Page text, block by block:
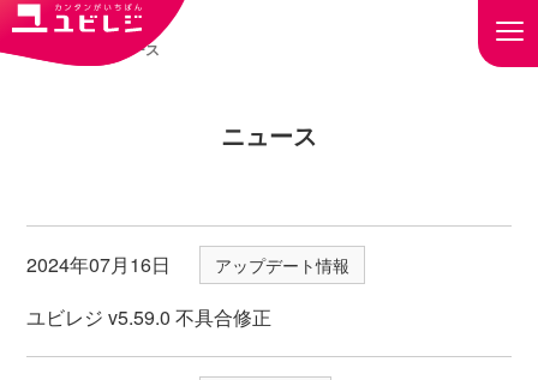
ニュース
ニュース
2024年07月16日 アップデート情報
ユビレジ v5.59.0 不具合修正